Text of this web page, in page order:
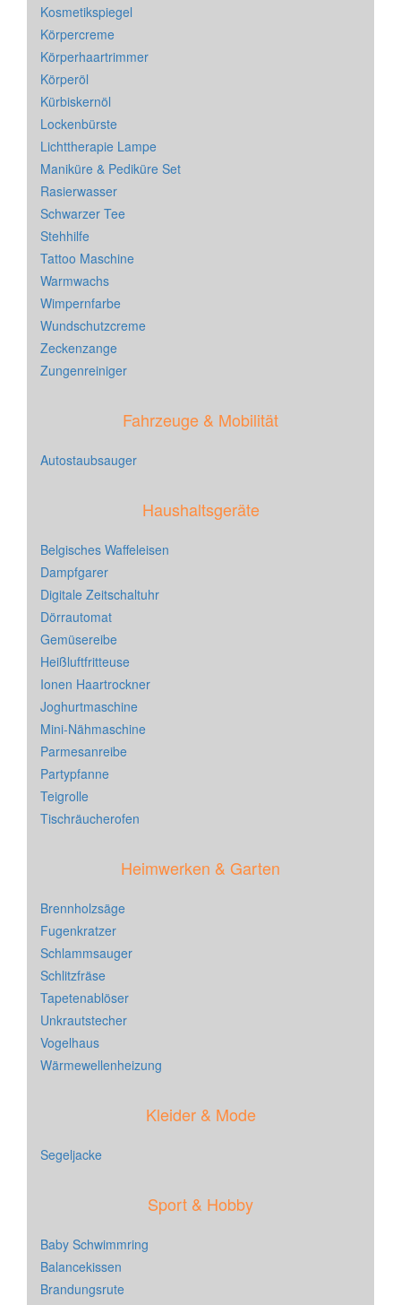
Kosmetikspiegel
Körpercreme
Körperhaartrimmer
Körperöl
Kürbiskernöl
Lockenbürste
Lichttherapie Lampe
Maniküre & Pediküre Set
Rasierwasser
Schwarzer Tee
Stehhilfe
Tattoo Maschine
Warmwachs
Wimpernfarbe
Wundschutzcreme
Zeckenzange
Zungenreiniger
Fahrzeuge & Mobilität
Autostaubsauger
Haushaltsgeräte
Belgisches Waffeleisen
Dampfgarer
Digitale Zeitschaltuhr
Dörrautomat
Gemüsereibe
Heißluftfritteuse
Ionen Haartrockner
Joghurtmaschine
Mini-Nähmaschine
Parmesanreibe
Partypfanne
Teigrolle
Tischräucherofen
Heimwerken & Garten
Brennholzsäge
Fugenkratzer
Schlammsauger
Schlitzfräse
Tapetenablöser
Unkrautstecher
Vogelhaus
Wärmewellenheizung
Kleider & Mode
Segeljacke
Sport & Hobby
Baby Schwimmring
Balancekissen
Brandungsrute